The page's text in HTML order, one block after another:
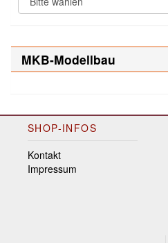
MKB-Modellbau
SHOP-INFOS
Kontakt
Impressum